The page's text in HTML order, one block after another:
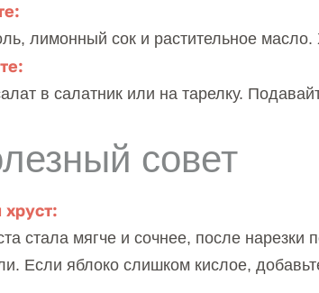
лимонный сок и растительное
в салатник или на тарелку.
совет
хруст:
стала мягче и сочнее, после
Если яблоко слишком кислое,